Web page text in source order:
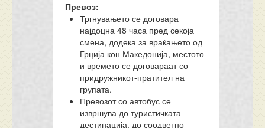
Превоз:
Тргнувањето се договара
најдоцна 48 часа пред секоја
смена, додека за враќањето од
Грција кон Македонија, местото
и времето се договараат со
придружникот-пратител на
групата.
Превозот со автобус се
извршува до туристичката
дестинација, до соодветно